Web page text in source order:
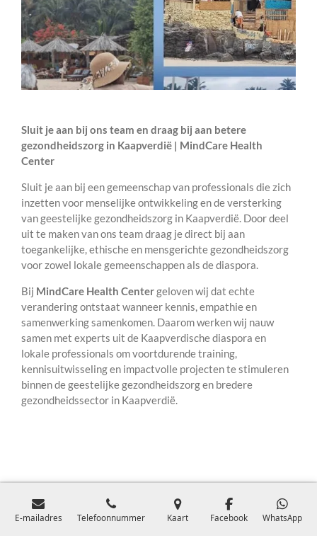
Sluit je aan bij ons team en draag bij aan betere
gezondheidszorg in Kaapverdië | MindCare Health
Center
Sluit je aan bij een gemeenschap van professionals die zich
inzetten voor menselijke ontwikkeling en de versterking
van geestelijke gezondheidszorg in Kaapverdië. Door deel
uit te maken van ons team draag je direct bij aan
toegankelijke, ethische en mensgerichte gezondheidszorg
voor zowel lokale gemeenschappen als de diaspora.
Bij MindCare Health Centergeloven wij dat echte
verandering ontstaat wanneer kennis, empathie en
samenwerking samenkomen. Daarom werken wij nauw
samen met experts uit de Kaapverdische diaspora en
lokale professionals om voortdurende training,
kennisuitwisseling en impactvolle projecten te stimuleren
binnen de geestelijke gezondheidszorg en bredere
gezondheidssector in Kaapverdië.
© 2024 Stichting MindCare Health ProfessionalsKVK:
99937255Register
E-mailadres Telefoonnummer Kaart Facebook WhatsApp